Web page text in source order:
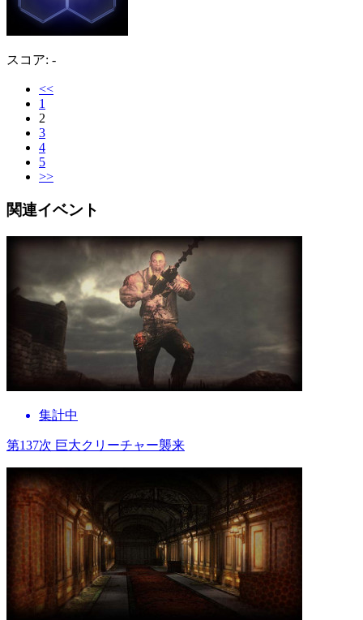
スコア: -
<<
1
2
3
4
5
>>
関連イベント
集計中
第137次 巨大クリーチャー襲来